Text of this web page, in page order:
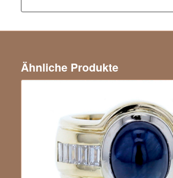
Ähnliche Produkte